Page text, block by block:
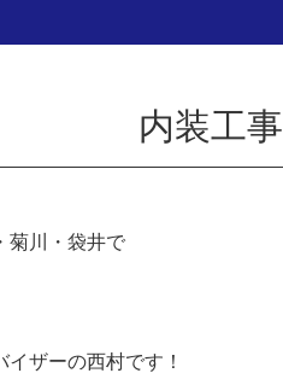
内装工事
菊川・袋井で
ザーの西村です！